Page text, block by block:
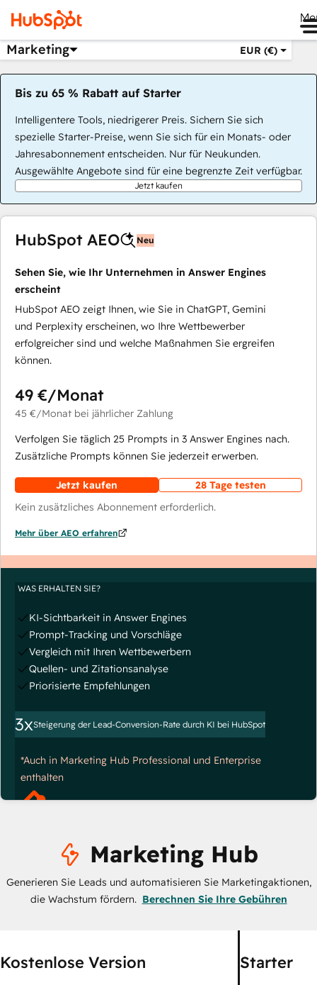
Marketing EUR (€)
Bis zu 65 % Rabatt auf Starter
Intelligentere Tools, niedrigerer Preis. Sichern Sie sich
spezielle Starter-Preise, wenn Sie sich für ein Monats- oder
Jahresabonnement entscheiden. Nur für Neukunden.
Ausgewählte Angebote sind für eine begrenzte Zeit verfügbar.
Jetzt kaufen
HubSpot AEO Neu
Sehen Sie, wie Ihr Unternehmen in Answer Engines
erscheint
HubSpot AEO zeigt Ihnen, wie Sie in ChatGPT, Gemini
und Perplexity erscheinen, wo Ihre Wettbewerber
erfolgreicher sind und welche Maßnahmen Sie ergreifen
können.
49 €/Monat
45 €/Monat bei jährlicher Zahlung
Verfolgen Sie täglich 25 Prompts in 3 Answer Engines nach.
Zusätzliche Prompts können Sie jederzeit erwerben.
Jetzt kaufen
28 Tage testen
Kein zusätzliches Abonnement erforderlich.
Mehr über AEO erfahren
WAS ERHALTEN SIE?
KI-Sichtbarkeit in Answer Engines
Prompt-Tracking und Vorschläge
Vergleich mit Ihren Wettbewerbern
Quellen- und Zitationsanalyse
Priorisierte Empfehlungen
3xSteigerung der Lead-Conversion-Rate durch KI bei HubSpot
*Auch in Marketing Hub Professional und Enterprise
enthalten
Marketing Hub
Generieren Sie Leads und automatisieren Sie Marketingaktionen,
die Wachstum fördern. Berechnen Sie Ihre Gebühren
Kostenlose Version Starter